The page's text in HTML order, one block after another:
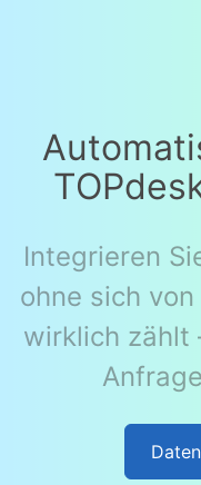
Integrieren
ohne sich
wirklich zählt